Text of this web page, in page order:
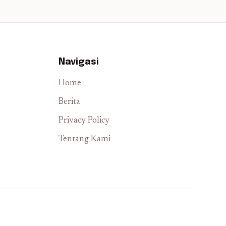
Navigasi
Home
Berita
Privacy Policy
Tentang Kami